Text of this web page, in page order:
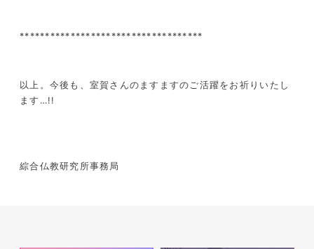
************************************
以上。今後も、室賀さんのますますのご活躍をお祈りいたし
ます…!!
綜合仏教研究所事務局